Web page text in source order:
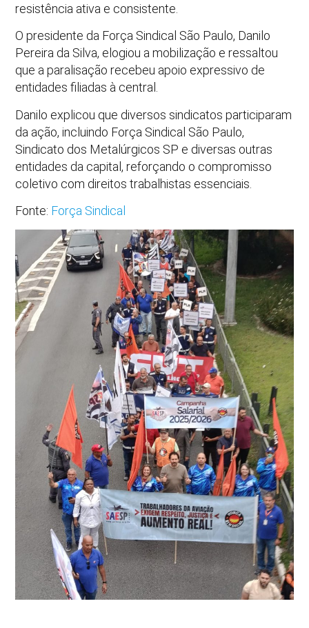
resistência ativa e consistente.
O presidente da Força Sindical São Paulo, Danilo
Pereira da Silva, elogiou a mobilização e ressaltou
que a paralisação recebeu apoio expressivo de
entidades filiadas à central.
Danilo explicou que diversos sindicatos participaram
da ação, incluindo Força Sindical São Paulo,
Sindicato dos Metalúrgicos SP e diversas outras
entidades da capital, reforçando o compromisso
coletivo com direitos trabalhistas essenciais.
Fonte: Força Sindical